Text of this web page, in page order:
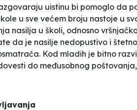
uistinu bi pomoglo da
u sve većem broju nastoje u
nasilja u školi, odnosno
da je nasilje nedopustivo i
Kod mladih je bitno
do međusobnog